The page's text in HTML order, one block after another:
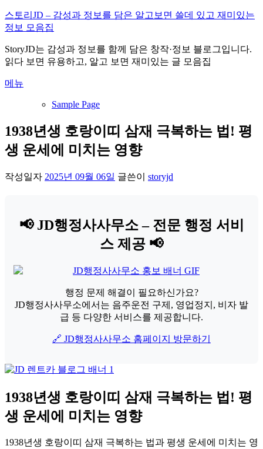
내
용
로
바
가
스토리JD – 감성과 정보를 담은 알고보면 쓸데 있고 재미있는
정보 모음집
StoryJD는 감성과 정보를 함께 담은 창작·정보 블로그입니다.
읽다 보면 유용하고, 알고 보면 재미있는 글 모음집
메뉴
Sample Page
1938년생 호랑이띠 삼재 극복하는 법! 평
생 운세에 미치는 영향
작성일자 2025년 09월 06일 글쓴이 storyjd
📢 JD행정사사무소 – 전문 행정 서비
스 제공 📢
행정 문제 해결이 필요하신가요?
JD행정사사무소에서는 음주운전 구제, 영업정지, 비자 발
급 등 다양한 서비스를 제공합니다.
🔗 JD행정사사무소 홈페이지 방문하기
1938년생 호랑이띠 삼재 극복하는 법! 평
생 운세에 미치는 영향
1938년생 호랑이띠 삼재 극복하는 법과 평생 운세에 미치는 영